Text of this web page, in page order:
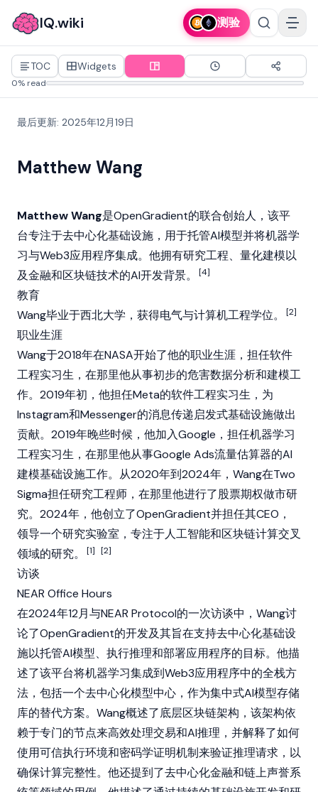
IQ.wiki 测验
TOC Widgets
0% read
最后更新: 2025年12月19日
Matthew Wang
Matthew Wang是OpenGradient的联合创始人，该平
台专注于去中心化基础设施，用于托管AI模型并将机器学
习与Web3应用程序集成。他拥有研究工程、量化建模以
及金融和区块链技术的AI开发背景。 [4]
教育
Wang毕业于西北大学，获得电气与计算机工程学位。
[2]
职业生涯
Wang于2018年在NASA开始了他的职业生涯，担任软件
工程实习生，在那里他从事初步的危害数据分析和建模工
作。2019年初，他担任Meta的软件工程实习生，为
Instagram和Messenger的消息传递启发式基础设施做出
贡献。2019年晚些时候，他加入Google，担任机器学习
工程实习生，在那里他从事Google Ads流量估算器的AI
建模基础设施工作。从2020年到2024年，Wang在Two
Sigma担任研究工程师，在那里他进行了股票期权做市研
究。2024年，他创立了OpenGradient并担任其CEO，
领导一个研究实验室，专注于人工智能和区块链计算交叉
领域的研究。
[1] [2]
访谈
NEAR Office Hours
在2024年12月与NEAR Protocol的一次访谈中，Wang讨
论了OpenGradient的开发及其旨在支持去中心化基础设
施以托管AI模型、执行推理和部署应用程序的目标。他描
述了该平台将机器学习集成到Web3应用程序中的全栈方
法，包括一个去中心化模型中心，作为集中式AI模型存储
库的替代方案。Wang概述了底层区块链架构，该架构依
赖于专门的节点来高效处理交易和AI推理，并解释了如何
使用可信执行环境和密码学证明机制来验证推理请求，以
确保计算完整性。他还提到了去中心化金融和链上声誉系